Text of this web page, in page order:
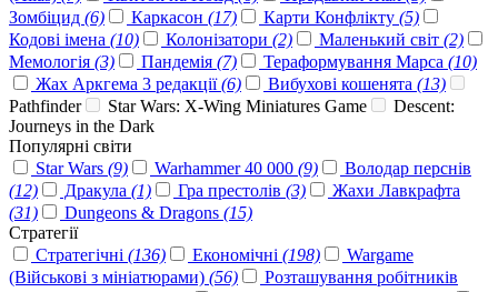
Зомбіцид (6) Каркасон (17) Карти Конфлікту (5)
Кодові імена (10) Колонізатори (2) Маленький світ (2)
Мемологія (3) Пандемія (7) Тераформування Марса (10)
Жах Аркгема 3 редакції(6) Вибухові кошенята (13)
Pathfinder
Star Wars: X-Wing Miniatures Game
Descent:
Journeys in the Dark
Популярні світи
Star Wars (9) Warhammer 40 000 (9)
Володар перснів
(12)
Дракула (1) Гра престолів (3)
Жахи Лавкрафта
(31)
Dungeons & Dragons (15)
Стратегії
Стратегічні (136) Економічні (198)
Wargame
(Військові з мініатюрами) (56)
Розташування робітників